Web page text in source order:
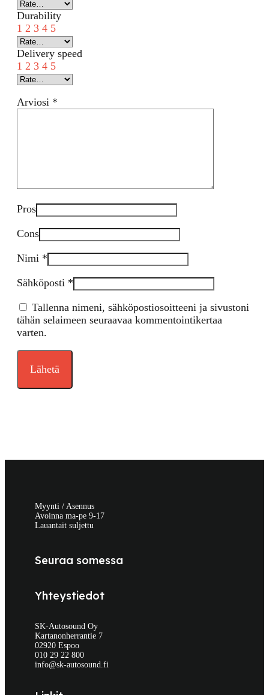
Durability
1 2 3 4 5
Delivery speed
1 2 3 4 5
Arviosi *
Pros
Cons
Nimi *
Sähköposti *
Tallenna nimeni, sähköpostiosoitteeni ja sivustoni
tähän selaimeen seuraavaa kommentointikertaa
varten.
Myynti / Asennus
Avoinna ma-pe 9-17
Lauantait suljettu
Seuraa somessa
Yhteystiedot
SK-Autosound Oy
Kartanonherrantie 7
02920 Espoo
010 29 22 800
info@sk-autosound.fi